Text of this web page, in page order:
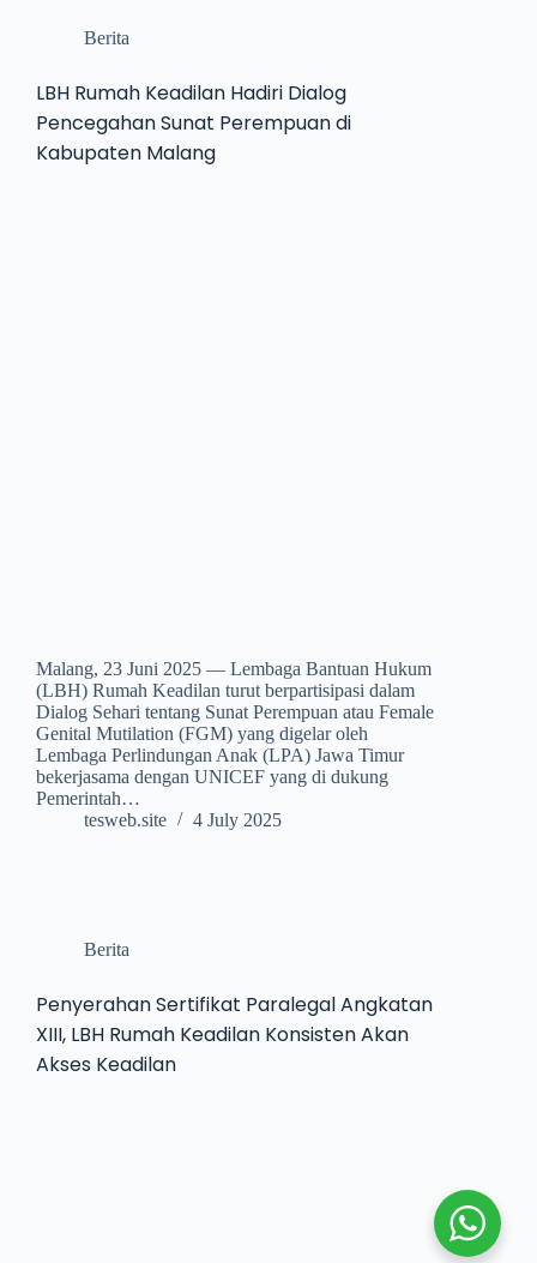
Berita
LBH Rumah Keadilan Hadiri Dialog
Pencegahan Sunat Perempuan di
Kabupaten Malang
Malang, 23 Juni 2025 — Lembaga Bantuan Hukum
(LBH) Rumah Keadilan turut berpartisipasi dalam
Dialog Sehari tentang Sunat Perempuan atau Female
Genital Mutilation (FGM) yang digelar oleh
Lembaga Perlindungan Anak (LPA) Jawa Timur
bekerjasama dengan UNICEF yang di dukung
Pemerintah…
tesweb.site
4 July 2025
Berita
Penyerahan Sertifikat Paralegal Angkatan
XIII, LBH Rumah Keadilan Konsisten Akan
Akses Keadilan